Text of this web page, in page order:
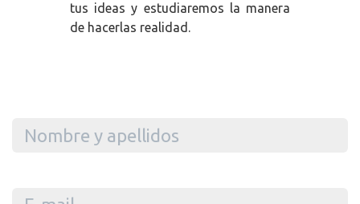
tus ideas y estudiaremos la manera
de hacerlas realidad.